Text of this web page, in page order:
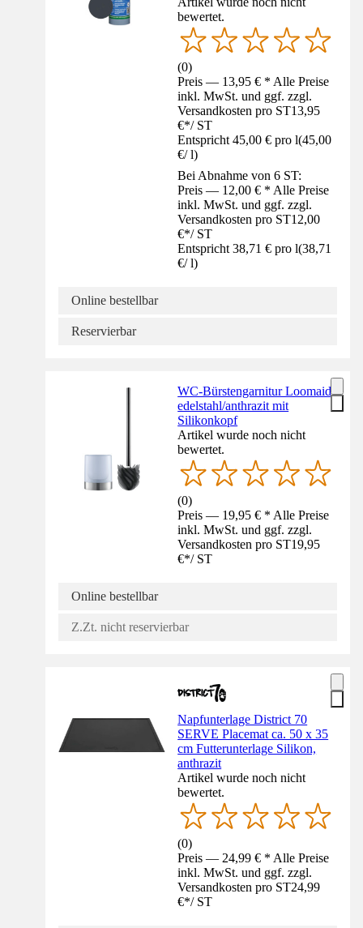
bewertet.
(0)
Preis — 13,95 € * Alle Preise
inkl. MwSt. und ggf. zzgl.
Versandkosten pro ST13,95
€*/ ST
Entspricht 45,00 € pro l(45,00
€/ l)
Bei Abnahme von 6 ST:
Preis — 12,00 € * Alle Preise
inkl. MwSt. und ggf. zzgl.
Versandkosten pro ST12,00
€*/ ST
Entspricht 38,71 € pro l(38,71
€/ l)
Online bestellbar
Reservierbar
WC-Bürstengarnitur Loomaid
edelstahl/anthrazit mit
Silikonkopf
Artikel wurde noch nicht
bewertet.
(0)
Preis — 19,95 € * Alle Preise
inkl. MwSt. und ggf. zzgl.
Versandkosten pro ST19,95
€*/ ST
Online bestellbar
Z.Zt. nicht reservierbar
Napfunterlage District 70
SERVE Placemat ca. 50 x 35
cm Futterunterlage Silikon,
anthrazit
Artikel wurde noch nicht
bewertet.
(0)
Preis — 24,99 € * Alle Preise
inkl. MwSt. und ggf. zzgl.
Versandkosten pro ST24,99
€*/ ST